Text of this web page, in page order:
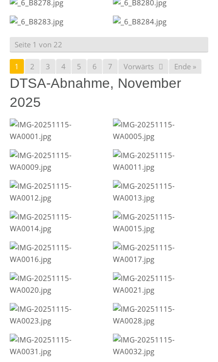
Seite 1 von 22
1 2 3 4 5 6 7 Vorwärts Ende »
DTSA-Abnahme, November
2025